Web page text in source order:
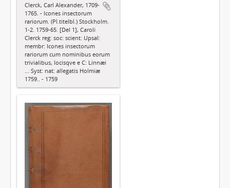
Clerck, Carl Alexander, 1709-
1765. - Icones insectorum
rariorum. (Pl.titelbl.) Stockholm.
1-2. 1759-65. [Del 1], Caroli
Clerck reg: soc: scient: Upsal:
membr: Icones insectorum
rariorum cum nominibus eorum
trivialibus, locisqve e C: Linnæi
... Syst: nat: allegatis Holmiæ
1759.. - 1759